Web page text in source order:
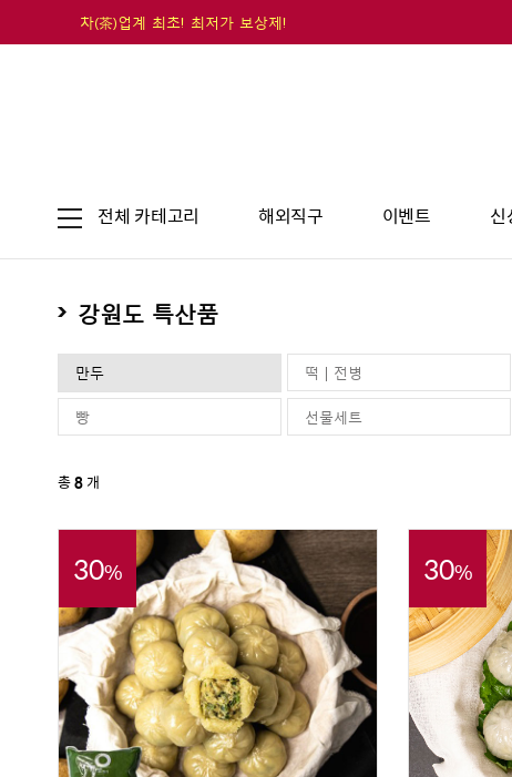
차(茶)업계 최초! 최저가 보상제!
전체 카테고리 해외직구 이벤트 신
강원도 특산품
만두 떡 | 전병
빵 선물세트
총8개
30% 30%